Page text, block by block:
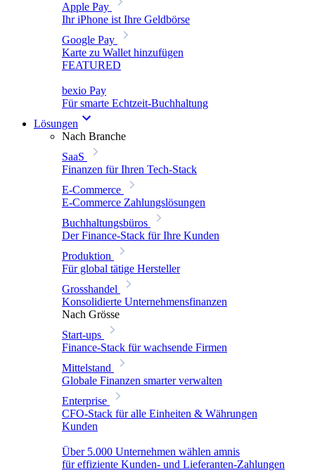
Apple Pay
Ihr iPhone ist Ihre Geldbörse
Google Pay
Karte zu Wallet hinzufügen
FEATURED
bexio Pay
Für smarte Echtzeit-Buchhaltung
Lösungen
Nach Branche
SaaS
Finanzen für Ihren Tech-Stack
E-Commerce
E-Commerce Zahlungslösungen
Buchhaltungsbüros
Der Finance-Stack für Ihre Kunden
Produktion
Für global tätige Hersteller
Grosshandel
Konsolidierte Unternehmensfinanzen
Nach Grösse
Start-ups
Finance-Stack für wachsende Firmen
Mittelstand
Globale Finanzen smarter verwalten
Enterprise
CFO-Stack für alle Einheiten & Währungen
Kunden
Über 5.000 Unternehmen wählen amnis
für effiziente Kunden- und Lieferanten-Zahlungen